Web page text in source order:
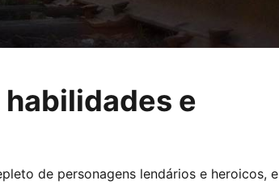
e
de personagens lendários e heroicos, e